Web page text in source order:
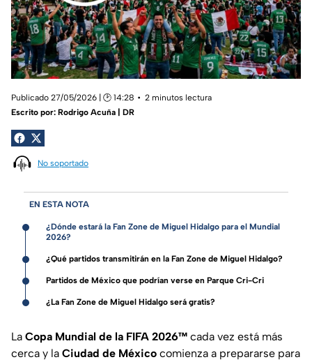
Publicado 27/05/2026 | 🕑 14:28
2 minutos lectura
Escrito por: Rodrigo Acuña | DR
No soportado
EN ESTA NOTA
¿Dónde estará la Fan Zone de Miguel Hidalgo para el Mundial
2026?
¿Qué partidos transmitirán en la Fan Zone de Miguel Hidalgo?
Partidos de México que podrían verse en Parque Cri-Cri
¿La Fan Zone de Miguel Hidalgo será gratis?
La Copa Mundial de la FIFA 2026™ cada vez está más
cerca y la Ciudad de México comienza a prepararse para